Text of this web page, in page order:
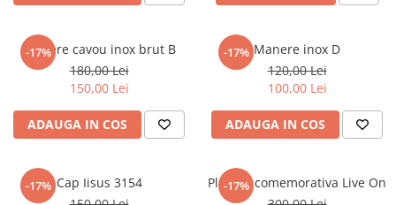
-17%
Manere cavou inox brut B
180,00 Lei
150,00 Lei
ADAUGA IN COS
-17% Manere inox D
120,00 Lei
100,00 Lei
ADAUGA IN COS
-17% Cap Iisus 3154
-17%
Plăcuta comemorativa Live On